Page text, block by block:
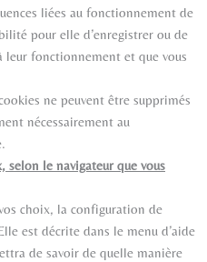
liées au fonctionnement de
pour elle d’enregistrer ou de
leur fonctionnement et que vous
ne peuvent être supprimés
nécessairement au
selon le navigateur que vous
choix, la configuration de
est décrite dans le menu d’aide
de savoir de quelle manière